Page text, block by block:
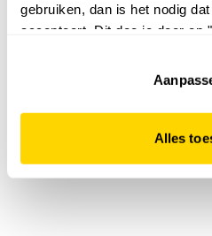
gebruiken, dan is het nodig
accepteert. Dit doe je door op
website niet optimaal
Alles